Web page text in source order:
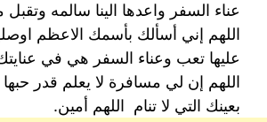
عناء السفر واعدها الينا سالمه وتقبل
اللهم إني أسألك بأسمك الاعظم
عليها تعب وعناء السفر هي في
اللهم إن لي مسافرة لا يعلم قدر
بعينك التي لا تنام اللهم أمين.